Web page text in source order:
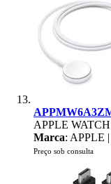
APPLE
Marca: APPLE |
Preço sob consulta